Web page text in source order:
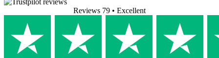
Reviews 79 • Excellent